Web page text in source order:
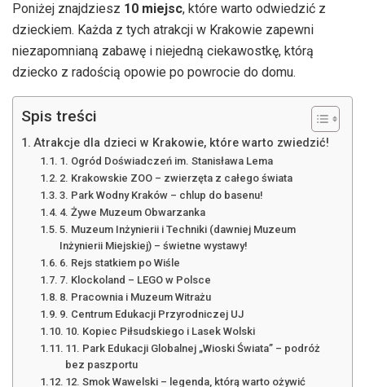
Poniżej znajdziesz 10 miejsc, które warto odwiedzić z
dzieckiem. Każda z tych atrakcji w Krakowie zapewni
niezapomnianą zabawę i niejedną ciekawostkę, którą
dziecko z radością opowie po powrocie do domu.
Spis treści
Atrakcje dla dzieci w Krakowie, które warto zwiedzić!
1. Ogród Doświadczeń im. Stanisława Lema
2. Krakowskie ZOO – zwierzęta z całego świata
3. Park Wodny Kraków – chlup do basenu!
4. Żywe Muzeum Obwarzanka
5. Muzeum Inżynierii i Techniki (dawniej Muzeum
Inżynierii Miejskiej) – świetne wystawy!
6. Rejs statkiem po Wiśle
7. Klockoland – LEGO w Polsce
8. Pracownia i Muzeum Witrażu
9. Centrum Edukacji Przyrodniczej UJ
10. Kopiec Piłsudskiego i Lasek Wolski
11. Park Edukacji Globalnej „Wioski Świata” – podróż
bez paszportu
12. Smok Wawelski – legenda, którą warto ożywić